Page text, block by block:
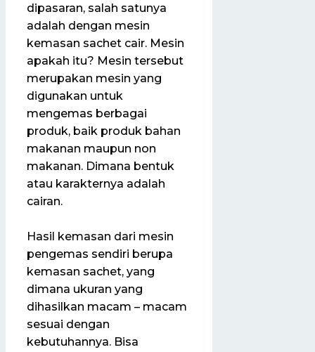
dipasaran, salah satunya
adalah dengan mesin
kemasan sachet cair. Mesin
apakah itu? Mesin tersebut
merupakan mesin yang
digunakan untuk
mengemas berbagai
produk, baik produk bahan
makanan maupun non
makanan. Dimana bentuk
atau karakternya adalah
cairan.
Hasil kemasan dari mesin
pengemas sendiri berupa
kemasan sachet, yang
dimana ukuran yang
dihasilkan macam – macam
sesuai dengan
kebutuhannya. Bisa